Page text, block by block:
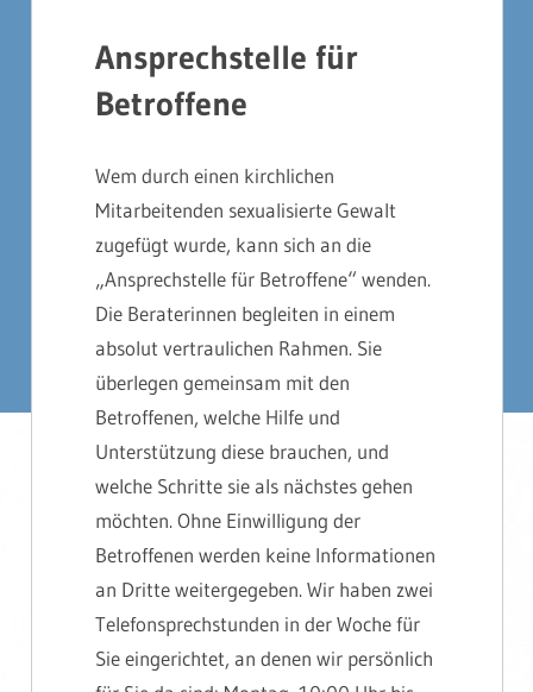
Ansprechstelle für
Betroffene
Wem durch einen kirchlichen
Mitarbeitenden sexualisierte Gewalt
zugefügt wurde, kann sich an die
„Ansprechstelle für Betroffene“ wenden.
Die Beraterinnen begleiten in einem
absolut vertraulichen Rahmen. Sie
überlegen gemeinsam mit den
Betroffenen, welche Hilfe und
Unterstützung diese brauchen, und
welche Schritte sie als nächstes gehen
möchten. Ohne Einwilligung der
Betroffenen werden keine Informationen
an Dritte weitergegeben. Wir haben zwei
Telefonsprechstunden in der Woche für
Sie eingerichtet, an denen wir persönlich